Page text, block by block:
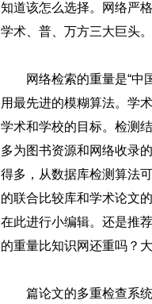
知道该怎么选择。网络严
学术、普、万方三大巨头
网络检索的重量是“
用最先进的模糊算法。学
学术和学校的目标。检测
多为图书资源和网络收录
得多，从数据库检测算法
的联合比较库和学术论文
在此进行小编辑。还是推
的重量比知识网还重吗？
篇论文的多重检查系